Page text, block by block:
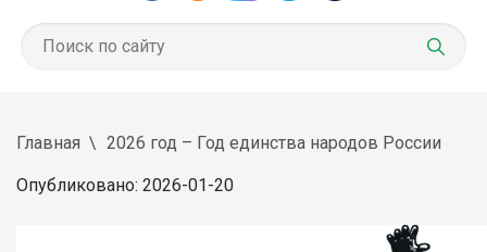
Главная 2026 год – Год единства народов России
Опубликовано: 2026-01-20